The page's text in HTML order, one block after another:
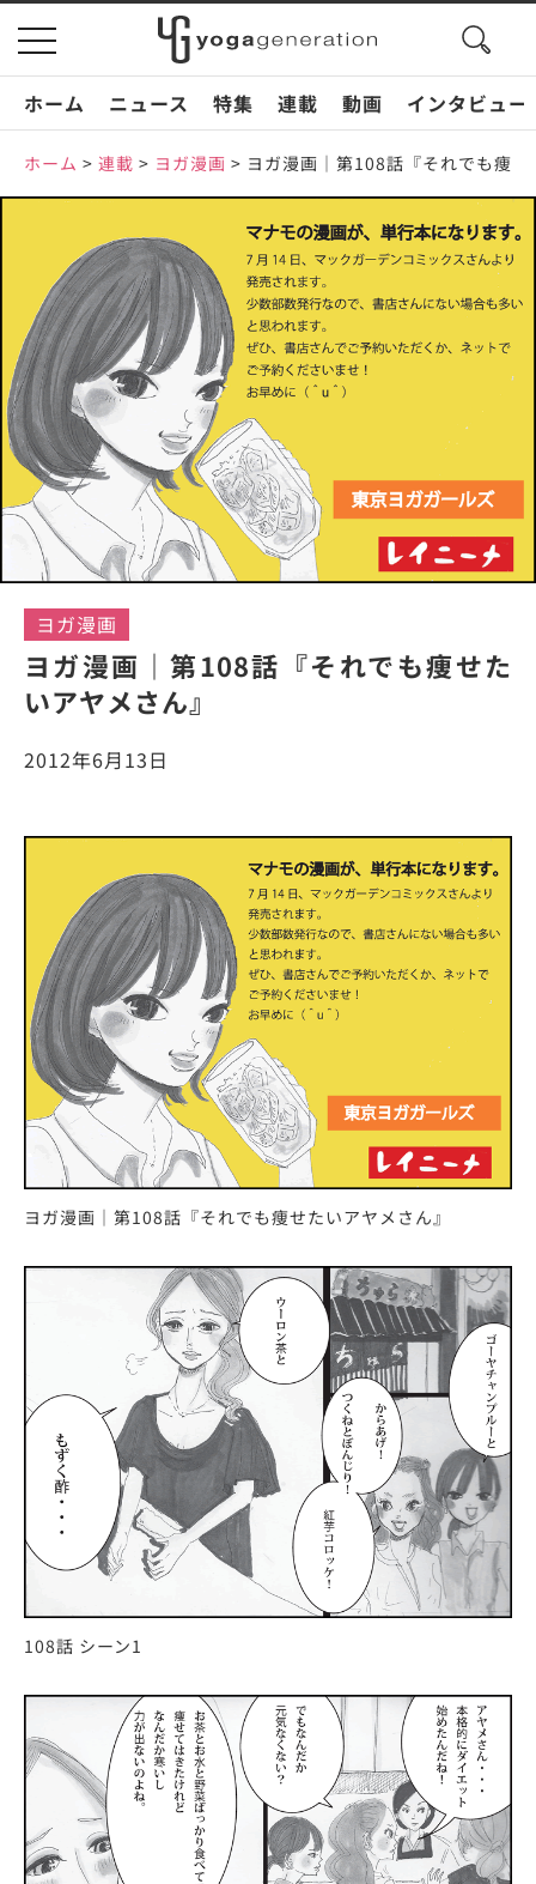
toggle
navigation
search
ホーム
ニュース 特集 連載 動画 インタビュー
ホーム > 連載 > ヨガ漫画 > ヨガ漫画｜第108話『それでも痩
ヨガ漫画
ヨガ漫画｜第108話『それでも痩せた
いアヤメさん』
2012年6月13日
ヨガ漫画｜第108話『それでも痩せたいアヤメさん』
108話 シーン1